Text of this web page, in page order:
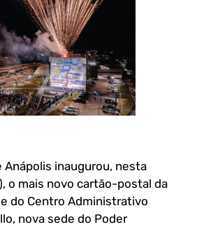
Anápolis inaugurou, nesta
o mais novo cartão-postal da
do Centro Administrativo
nova sede do Poder